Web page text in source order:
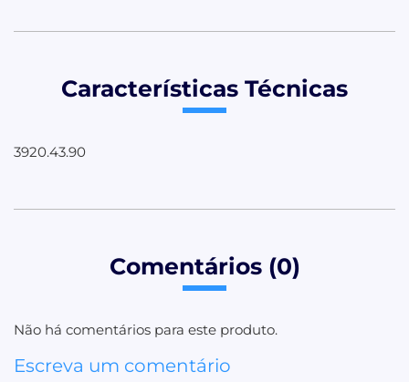
Características Técnicas
3920.43.90
Comentários (0)
Não há comentários para este produto.
Escreva um comentário